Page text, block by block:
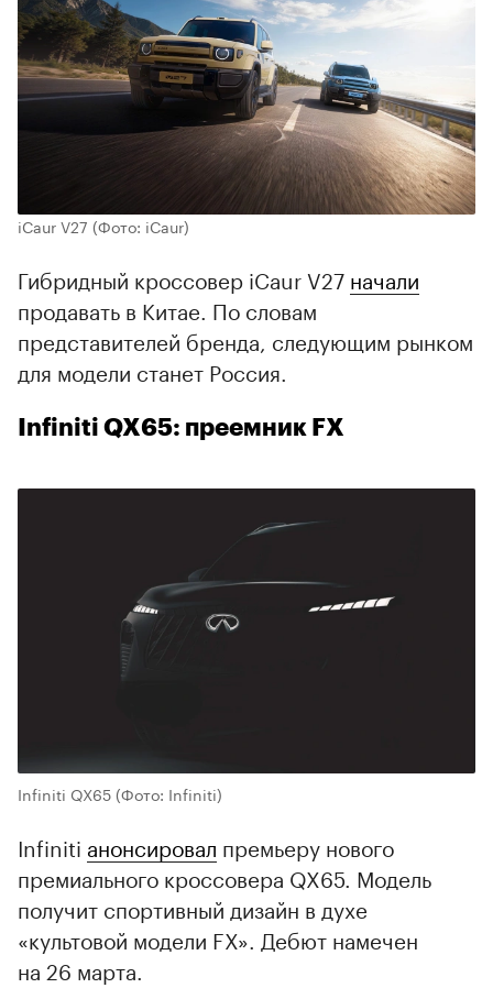
iCaur V27 (Фото: iCaur)
Гибридный кроссовер iCaur V27 начали
продавать в Китае. По словам
представителей бренда, следующим рынком
для модели станет Россия.
Infiniti QX65: преемник FX
Infiniti QX65(Фото: Infiniti)
Infiniti анонсировал премьеру нового
премиального кроссовера QX65. Модель
получит спортивный дизайн в духе
«культовой модели FX». Дебют намечен
на 26 марта.